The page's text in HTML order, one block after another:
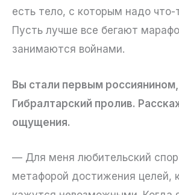
есть тело, с которым надо что-
Пусть лучше все бегают
занимаются войнами.
Вы стали первым
Гибралтарский пролив.
ощущения.
— Для меня любительский
метафорой достижения целей,